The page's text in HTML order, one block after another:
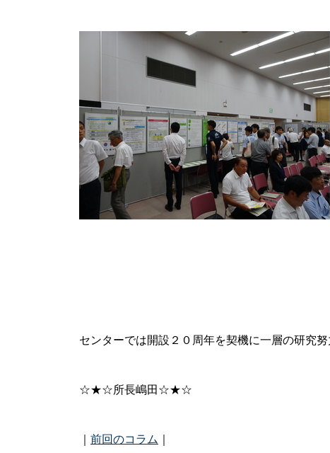
センターでは開設２０周年を契機に一層の研究
☆★☆所長嶋田☆★☆
｜ 前回のコラム ｜